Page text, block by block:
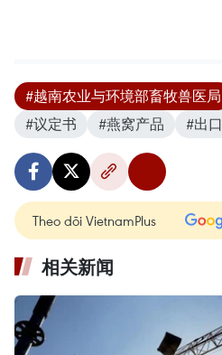
#越南农业与环境部畜牧兽医局
#议定书
#燕窝产品 #出口
Theo dõi VietnamPlus
相关新闻